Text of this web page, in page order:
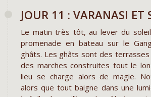
JOUR 11 : VARANASI ET
Le matin très tôt, au lever du
promenade en bateau sur le
ghâts. Les ghâts sont des
des marches construites tout le
lieu se charge alors de magie.
alors que tout baigne dans une